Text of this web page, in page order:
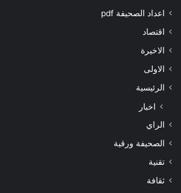
اعداد الصحيفة pdf
اقتصاد
الاخيرة
الاولى
الرئيسية
اخبار
الراي
الصحيفة ورقية
تقنية
ثقافة